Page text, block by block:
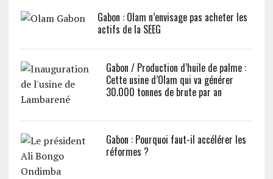
Gabon : Olam n’envisage pas acheter les
actifs de la SEEG
Gabon / Production d’huile de palme :
Cette usine d’Olam qui va générer
30.000 tonnes de brute par an
Gabon : Pourquoi faut-il accélérer les
réformes ?